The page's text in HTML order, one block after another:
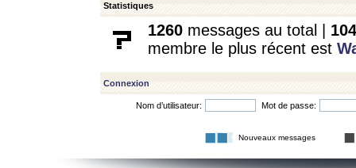
Statistiques
1260 messages au total | 104
membre le plus récent est
Connexion
Nom d’utilisateur: Mot de passe:
Nouveaux messages